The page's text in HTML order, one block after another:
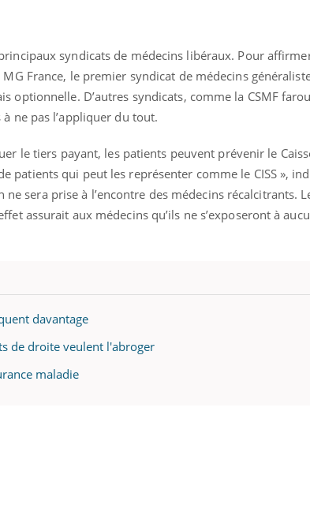
syndicats de médecins libéraux. Pour
France, le premier syndicat de médecins
optionnelle. D’autres syndicats, comme la CSMF
ne pas l’appliquer du tout.
le tiers payant, les patients peuvent prévenir le
patients qui peut les représenter comme le CISS »,
ne sera prise à l’encontre des médecins récalcitrants.
assurait aux médecins qu’ils ne s’exposeront à
davantage
de droite veulent l'abroger
maladie